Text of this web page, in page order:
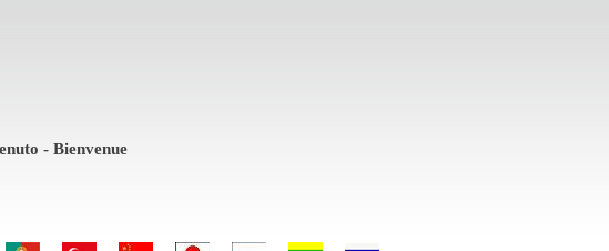
- Bienvenue - Bem-vindo - Hoş geldiniz! - 欢迎 - ようこそ - Witamy - Sveiki